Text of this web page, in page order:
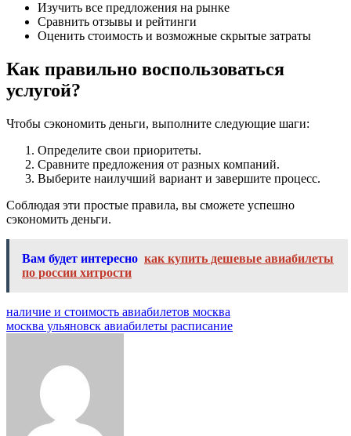
Изучить все предложения на рынке
Сравнить отзывы и рейтинги
Оценить стоимость и возможные скрытые затраты
Как правильно воспользоваться
услугой?
Чтобы сэкономить деньги, выполните следующие шаги:
Определите свои приоритеты.
Сравните предложения от разных компаний.
Выберите наилучший вариант и завершите процесс.
Соблюдая эти простые правила, вы сможете успешно
сэкономить деньги.
Вам будет интересно как купить дешевые авиабилеты
по россии хитрости
Навигация
по
наличие и стоимость авиабилетов москва
москва ульяновск авиабилеты расписание